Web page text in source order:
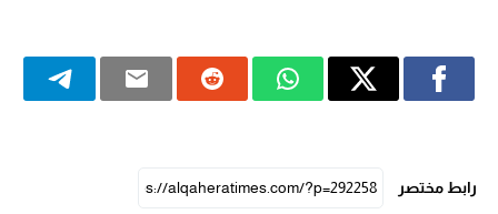
رابط مختصر